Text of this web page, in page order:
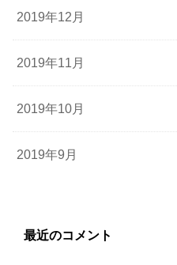
2019年12月
2019年11月
2019年10月
2019年9月
最近のコメント